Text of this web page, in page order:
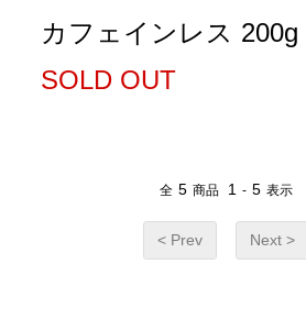
カフェインレス
SOLD OUT
全 5 商品 1 - 5 表示
< Prev Next >